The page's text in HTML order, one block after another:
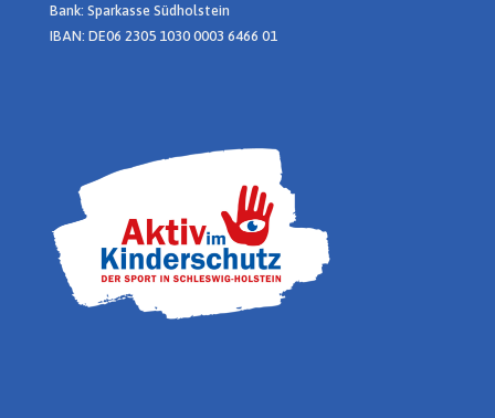
Bank: Sparkasse Südholstein
IBAN: DE06 2305 1030 0003 6466 01